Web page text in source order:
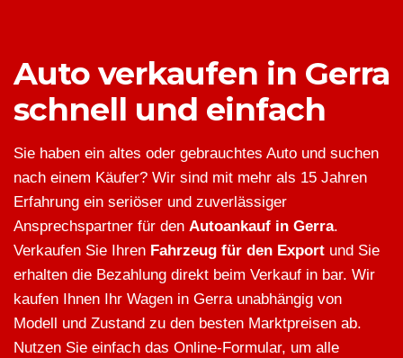
Auto verkaufen in Gerra
schnell und einfach
Sie haben ein altes oder gebrauchtes Auto und suchen
nach einem Käufer? Wir sind mit mehr als 15 Jahren
Erfahrung ein seriöser und zuverlässiger
Ansprechspartner für den Autoankauf in Gerra.
Verkaufen Sie Ihren Fahrzeug für den Export und Sie
erhalten die Bezahlung direkt beim Verkauf in bar. Wir
kaufen Ihnen Ihr Wagen in Gerra unabhängig von
Modell und Zustand zu den besten Marktpreisen ab.
Nutzen Sie einfach das Online-Formular, um alle